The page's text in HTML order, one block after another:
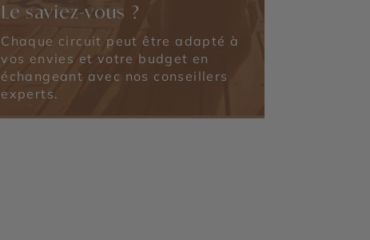
Le saviez-vous ?
Chaque circuit peut être adapté à
vos envies et votre budget en
échangeant avec nos conseillers
experts.